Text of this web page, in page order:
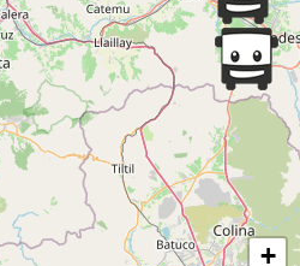
+